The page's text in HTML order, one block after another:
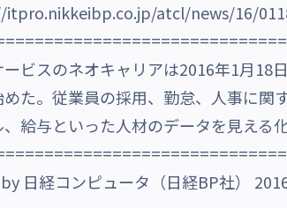
atcl/news/16/
ービスのネオキャリアは2016年1月18
た。従業員の採用、勤怠、人事に関
、給与といった人材のデータを見える
日経コンピュータ（日経BP社）